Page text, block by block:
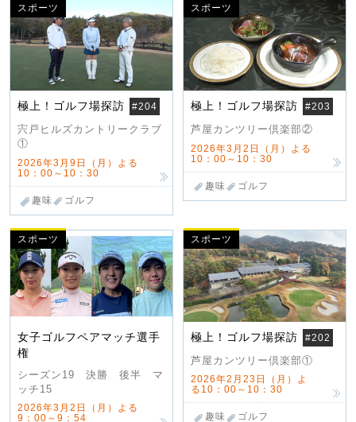
スポーツ
極上！ゴルフ場探訪 #204
宍戸ヒルズカントリークラブ
①
2026年3月9日（月）よる
10：00～10：30
趣味 ゴルフ
スポーツ
極上！ゴルフ場探訪 #203
芦屋カンツリー倶楽部②
2026年3月2日（月）よる
10：00～10：30
趣味 ゴルフ
スポーツ
女子ゴルフペアマッチ選手
権
シーズン19 決勝 後半 マ
ッチ15
2026年3月2日（月）よる
9：00～9：54
スポーツ
極上！ゴルフ場探訪 #202
芦屋カンツリー倶楽部①
2026年2月23日（月）よ
る10：00～10：30
趣味 ゴルフ